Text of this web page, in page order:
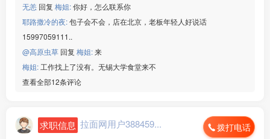
无恙 回复 梅姐:你好，怎么联系你
耶路撒冷的夜:包子会不会，店在北京，老板年轻人好说话
15997059111..
@高原虫草 回复 梅姐:来
梅姐: 工作找上了没有。无锡大学食堂来不
查看全部12条评论
求职信息 拉面网用户388459... 拨打电话